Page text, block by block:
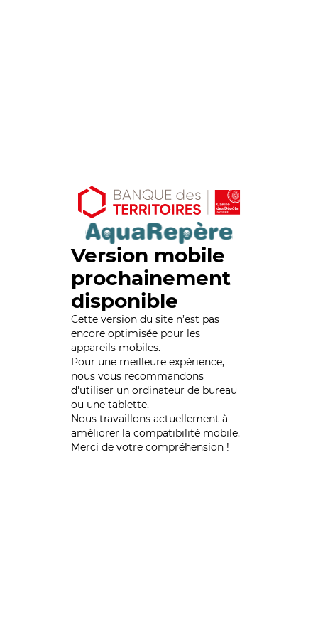
Version mobile
prochainement
disponible
Cette version du site n’est pas
encore optimisée pour les
appareils mobiles.
Pour une meilleure expérience,
nous vous recommandons
d'utiliser un ordinateur de bureau
ou une tablette.
Nous travaillons actuellement à
améliorer la compatibilité mobile.
Merci de votre compréhension !